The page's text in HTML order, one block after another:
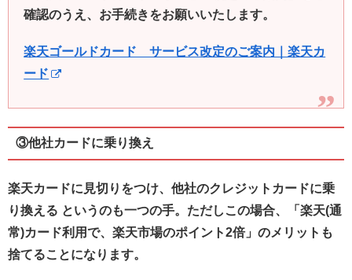
確認のうえ、お手続きをお願いいたします。
楽天ゴールドカード サービス改定のご案内｜楽天カ
ード
③他社カードに乗り換え
楽天カードに見切りをつけ、他社のクレジットカードに乗
り換える というのも一つの手。ただしこの場合、「楽天(通
常)カード利用で、楽天市場のポイント2倍」のメリットも
捨てることになります。